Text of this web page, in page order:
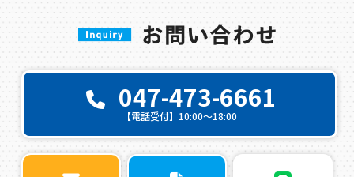
047-473-6661
【電話受付】10:00〜18:00